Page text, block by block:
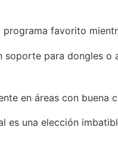
favorito
para dongles
en áreas con buena
es una elección